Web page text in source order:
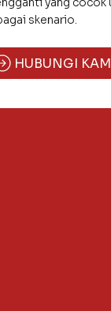
skenario.
HUBUNGI